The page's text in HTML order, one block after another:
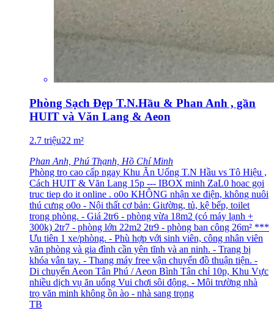
Phòng Sạch Đẹp T.N.Hầu & Phan Anh , gần
HUIT và Văn Lang & Aeon
2.7 triệu22 m²
Phan Anh, Phú Thạnh, Hồ Chí Minh
Phòng trọ cao cấp ngay Khu Ăn Uống T.N Hầu vs Tô Hiệu ,
Cách HUIT & Văn Lang 15p --- IBOX minh ZaL0 hoac gọi
truc tiep do it online . o0o KHÔNG nhận xe điện, không nuôi
thú cưng o0o - Nội thất cơ bản: Giường, tủ, kệ bếp, toilet
trong phòng. - Giá 2tr6 - phòng vừa 18m2 (có máy lạnh +
300k) 2tr7 - phòng lớn 22m2 2tr9 - phòng ban công 26m² ***
Ưu tiên 1 xe/phòng. - Phù hợp với sinh viên, công nhân viên
văn phòng và gia đình cần yên tĩnh và an ninh. - Trang bị
khóa vân tay. - Thang máy free vận chuyển đồ thuận tiện. -
Di chuyển Aeon Tân Phú / Aeon Bình Tân chỉ 10p, Khu Vực
nhiều dịch vụ ăn uống Vui chơi sôi động. - Môi trường nhà
trọ văn minh không ồn ào - nhà sang trọng
TB